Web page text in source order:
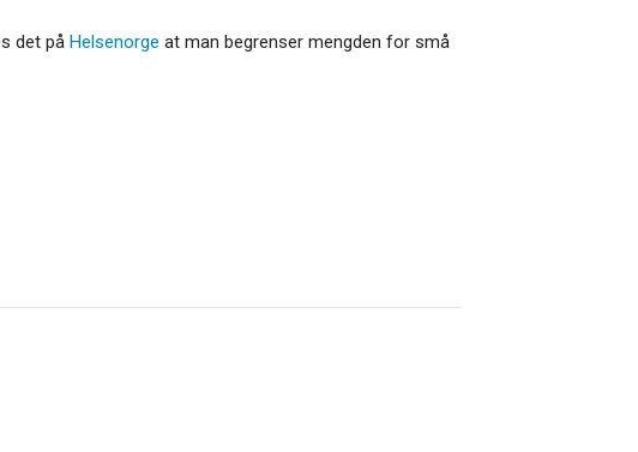
det på Helsenorge at man begrenser mengden for små